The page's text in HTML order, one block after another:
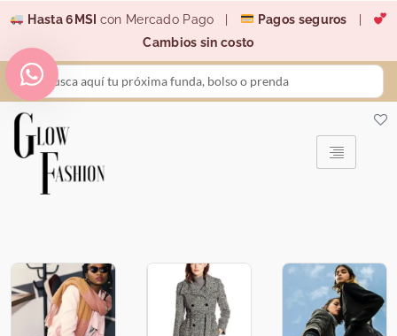
contenido
Hasta 6MSI con Mercado Pago | Pagos seguros
Cambios sin costo
Search
...